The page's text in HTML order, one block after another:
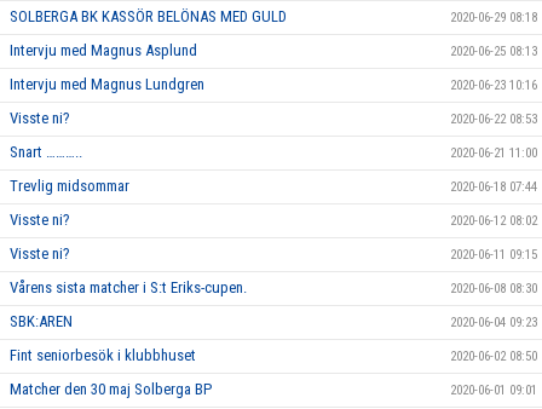
SOLBERGA BK KASSÖR BELÖNAS MED GULD 2020-06-29 08:18
Intervju med Magnus Asplund 2020-06-25 08:13
Intervju med Magnus Lundgren 2020-06-23 10:16
Visste ni? 2020-06-22 08:53
Snart ……….. 2020-06-21 11:00
Trevlig midsommar 2020-06-18 07:44
Visste ni? 2020-06-12 08:02
Visste ni? 2020-06-11 09:15
Vårens sista matcher i S:t Eriks-cupen. 2020-06-08 08:30
SBK:AREN 2020-06-04 09:23
Fint seniorbesök i klubbhuset 2020-06-02 08:50
Matcher den 30 maj Solberga BP 2020-06-01 09:01